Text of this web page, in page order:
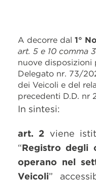
A decorre dal 1°
art. 5 e 10 comma
nuove disposizioni
Delegato nr. 73/
dei Veicoli e del
precedenti D.D. nr
In sintesi:
art. 2 viene
“Registro degli
operano nel
Veicoli”